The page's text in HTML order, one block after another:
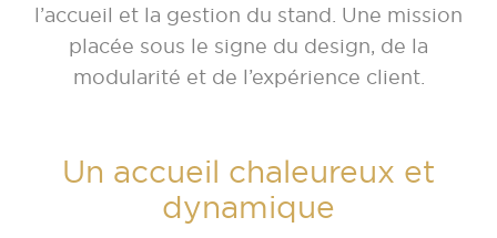
l’accueil et la gestion du stand. Une mission
placée sous le signe du design, de la
modularité et de l’expérience client.
Un accueil chaleureux et
dynamique